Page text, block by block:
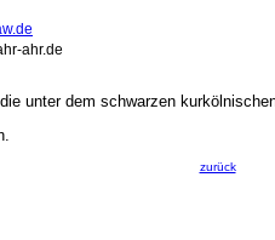
ahr.de
unter dem schwarzen
zurück